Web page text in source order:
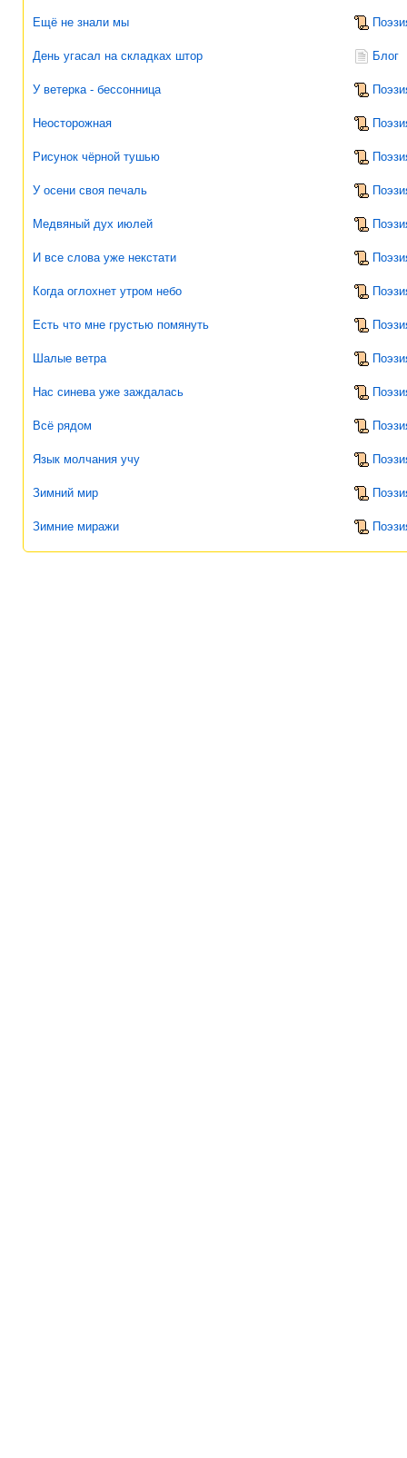
Ещё не знали мы
День угасал на складках штор Блог
У ветерка - бессонница
Неосторожная
Рисунок чёрной тушью
У осени своя печаль
Медвяный дух июлей
И все слова уже некстати
Когда оглохнет утром небо
Есть что мне грустью помянуть
Шалые ветра
Нас синева уже заждалась
Всё рядом
Язык молчания учу
Зимний мир
Зимние миражи